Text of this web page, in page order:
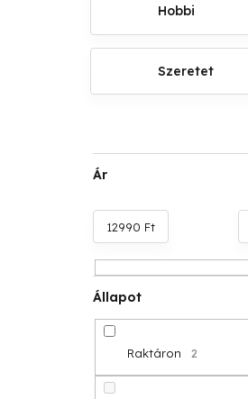
Hobbi
Szeretet
l
d
a
l
s
ó
p
Ár
12990 Ft
Állapot
Raktáron 2